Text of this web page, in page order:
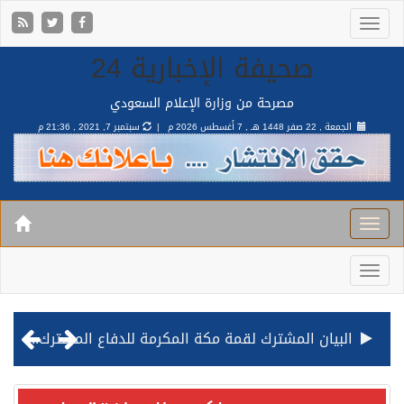
صحيفة الإخبارية 24
مصرحة من وزارة الإعلام السعودي
الجمعة , 22 صفر 1448 هـ , 7 أغسطس 2026 م | سبتمبر 7, 2021 , 21:36 م
البيان المشترك لقمة مكة المكرمة للدفاع المشترك بين المملكة وتركيا وباكستان
قيادة القوات المشتركة للتحالف: نفذنا عملية رد عسكري متناسبة لأهداف عسكرية مشروعة تابعة للمليشيا الحوثية الإرهابية في محافظة الحديدة